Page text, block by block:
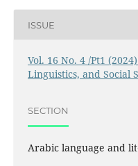
ISSUE
Vol. 16 No. 4 /Pt1
Linguistics, and Social
SECTION
Arabic language and